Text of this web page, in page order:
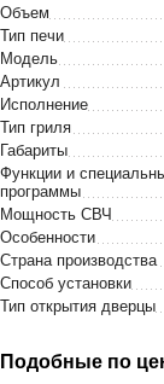
Объем
Тип печи
Модель
Артикул
Исполнение
Тип гриля
Габариты
Функции и
программы
Мощность СВЧ
Особенности
Страна производства
Способ установки
Тип открытия дверцы
Подобные по